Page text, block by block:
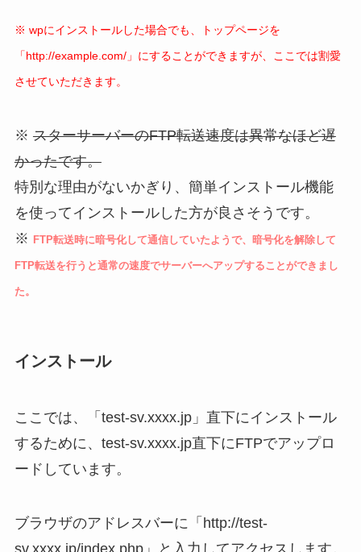
※ wpにインストールした場合でも、トップページを
「http://example.com/」にすることができますが、ここでは割愛
させていただきます。
※ スターサーバーのFTP転送速度は異常なほど遅
かったです。
特別な理由がないかぎり、簡単インストール機能
を使ってインストールした方が良さそうです。
※
FTP転送時に暗号化して通信していたようで、暗号化を解除して
FTP転送を行うと通常の速度でサーバーへアップすることができまし
た。
インストール
ここでは、「test-sv.xxxx.jp」直下にインストール
するために、test-sv.xxxx.jp直下にFTPでアップロ
ードしています。
ブラウザのアドレスバーに「http://test-